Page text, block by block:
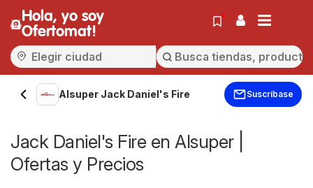
Hola, yo soy
Ofertomat!
Alsuper Jack Daniel's Fire Suscríbase
Jack Daniel's Fire en Alsuper |
Ofertas y Precios